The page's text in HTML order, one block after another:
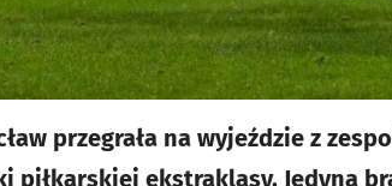
przegrała na wyjeździe z
piłkarskiej ekstraklasy. Jedyną